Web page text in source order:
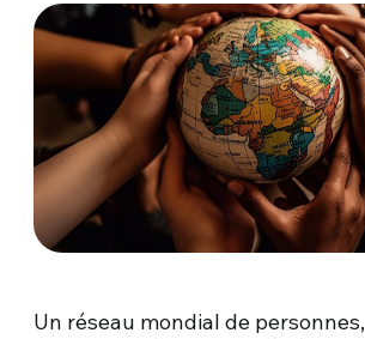
Un réseau mondial de personnes,